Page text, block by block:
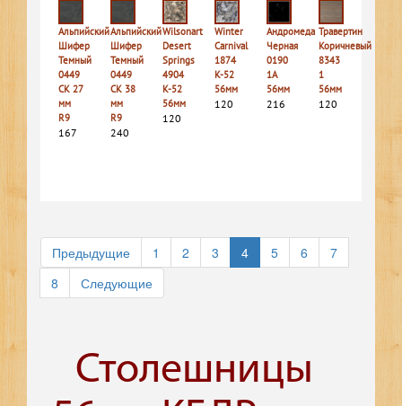
Альпийский
Шифер
Темный
0449
СК 27
мм
R9
167
Альпийский
Шифер
Темный
0449
СК 38
мм
R9
240
Wilsonart
Desert
Springs
4904
K-52
56мм
120
Winter
Carnival
1874
K-52
56мм
120
Андромеда
Черная
0190
1A
56мм
216
Травертин
Коричневый
8343
1
56мм
120
Предыдущие 1 2 3 4 5 6
7
8
Следующие
Столешницы